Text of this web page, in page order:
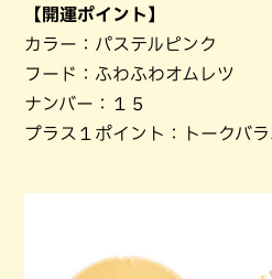
【開運ポイント】
カラー：パステルピンク
フード：ふわふわオムレツ
ナンバー：１５
プラス１ポイント：トークバ